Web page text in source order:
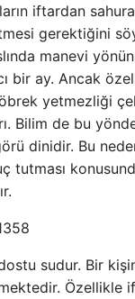
iftardan
gerektiğini
manevi
bir ay. Ancak
yetmezliği
Bilim de bu
dinidir. Bu
tutması
sudur. Bir
Özellikle